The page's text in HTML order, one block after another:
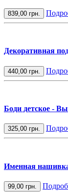
839,00 грн.
Декоративная
440,00 грн.
Боди детское -
325,00 грн.
Именная
99,00 грн.